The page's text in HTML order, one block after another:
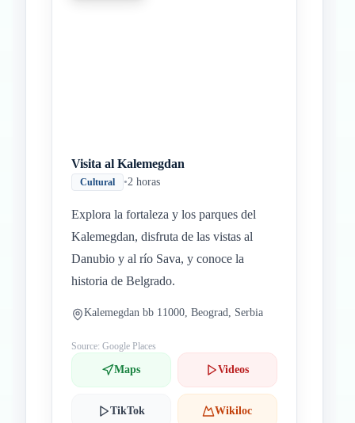
Visita al Kalemegdan
Cultural •2 horas
Explora la fortaleza y los parques del
Kalemegdan, disfruta de las vistas al
Danubio y al río Sava, y conoce la
historia de Belgrado.
Kalemegdan bb 11000, Beograd, Serbia
Source: Google Places
Maps Videos
TikTok Wikiloc